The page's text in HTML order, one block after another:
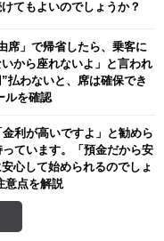
てもよいのでしょうか？
席」で帰省したら、乗客に
から座れないよ」と言われ
払わないと、席は確保でき
ルを確認
利が高いですよ」と勧めら
ています。「預金だから安
心して始められるのでしょ
意点を解説